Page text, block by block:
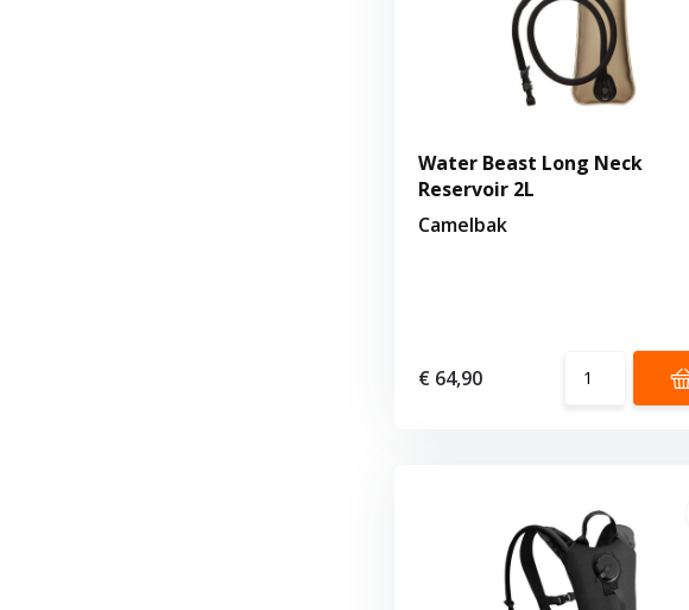
Water Beast Long Neck
Reservoir 2L
Camelbak
€ 64,90